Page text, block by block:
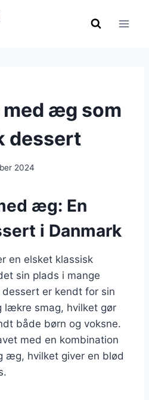
æg som
dessert
2024
æg: En
i Danmark
en elsket klassisk
sin plads i mange
er kendt for sin
lækre smag, hvilket gør
både børn og voksne.
med en kombination
æg, hvilket giver en blød